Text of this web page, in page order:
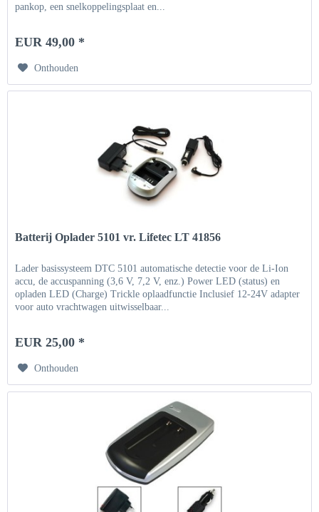
pankop, een snelkoppelingsplaat en...
EUR 49,00 *
Onthouden
Batterij Oplader 5101 vr. Lifetec LT 41856
Lader basissysteem DTC 5101 automatische detectie voor de Li-Ion
accu, de accuspanning (3,6 V, 7,2 V, enz.) Power LED (status) en
opladen LED (Charge) Trickle oplaadfunctie Inclusief 12-24V adapter
voor auto vrachtwagen uitwisselbaar...
EUR 25,00 *
Onthouden